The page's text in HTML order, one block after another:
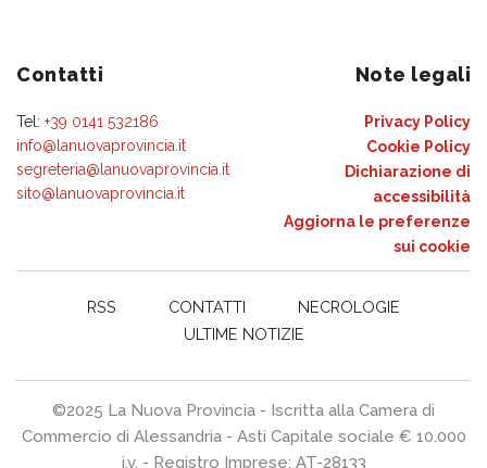
Contatti
Tel: +39 0141 532186
info@lanuovaprovincia.it
segreteria@lanuovaprovincia.it
sito@lanuovaprovincia.it
Note legali
Privacy Policy
Cookie Policy
Dichiarazione di
accessibilità
Aggiorna le preferenze
sui cookie
RSS CONTATTI
NECROLOGIE
ULTIME NOTIZIE
©2025 La Nuova Provincia - Iscritta alla Camera di
Commercio di Alessandria - Asti Capitale sociale € 10.000
i.v. - Registro Imprese: AT-28133